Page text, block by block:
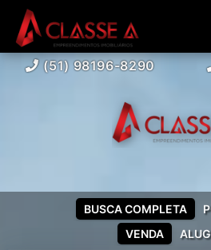
(51) 98196-8290
VENDA
BUSCA COMPLETA